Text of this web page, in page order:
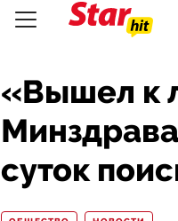
«Вышел к
суток